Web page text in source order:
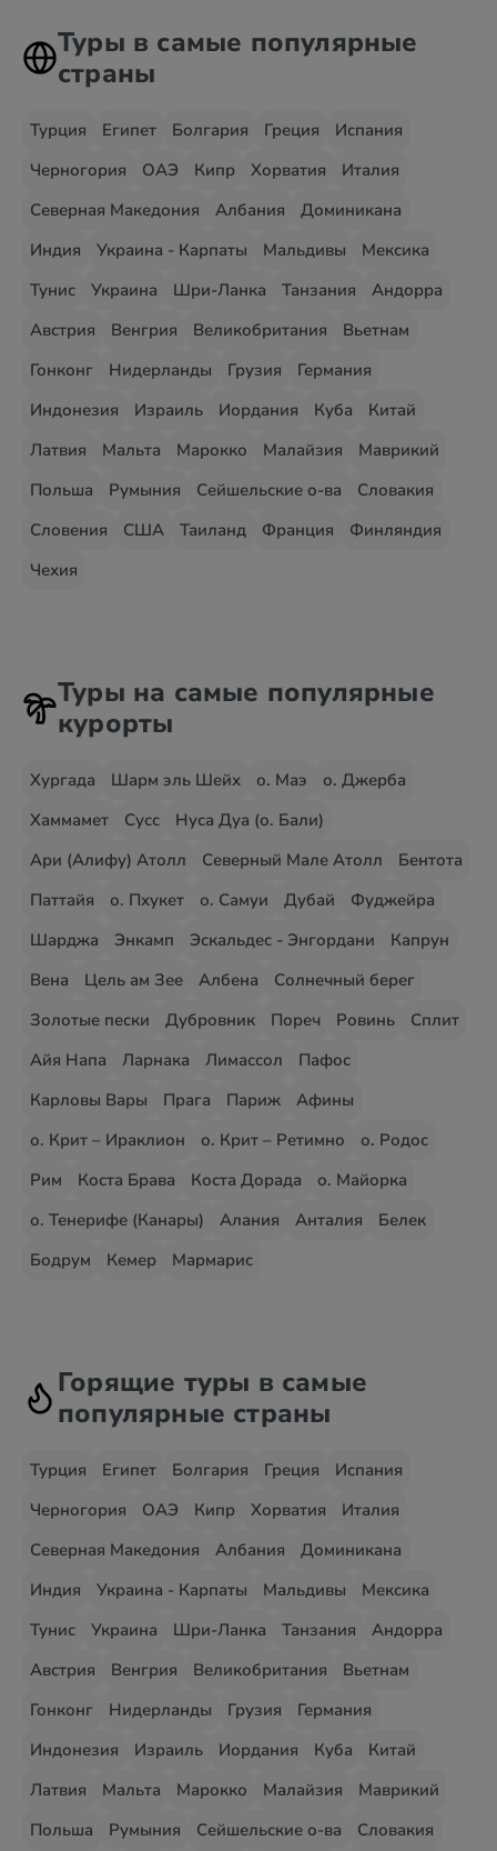
Туры в самые популярные
страны
Турция Египет Болгария Греция
Испания
Черногория
ОАЭ Кипр Хорватия
Италия
Северная Македония
Албания
Доминикана
Индия
Украина - Карпаты Мальдивы
Мексика
Тунис
Украина Шри-Ланка Танзания
Андорра
Австрия
Венгрия Великобритания
Вьетнам
Гонконг
Нидерланды Грузия
Германия
Индонезия
Израиль Иордания Куба
Китай
Латвия
Мальта Марокко Малайзия
Маврикий
Польша
Румыния Сейшельские о-ва
Словакия
Словения
США Таиланд Франция
Финляндия
Чехия
Туры на самые популярные
курорты
Хургада Шарм эль Шейх о. Маэ
о. Джерба
Хаммамет
Сусс
Нуса Дуа (о. Бали)
Ари (Алифу) Атолл
Северный Мале Атолл
Бентота
Паттайя
о. Пхукет о. Самуи Дубай
Фуджейра
Шарджа
Энкамп Эскальдес - Энгордани
Капрун
Вена
Цель ам Зее Албена
Солнечный берег
Золотые пески
Дубровник Пореч Ровинь
Сплит
Айя Напа
Ларнака Лимассол
Пафос
Карловы Вары
Прага Париж
Афины
о. Крит – Ираклион
о. Крит – Ретимно
о. Родос
Рим
Коста Брава Коста Дорада
о. Майорка
о. Тенерифе (Канары)
Алания Анталия
Белек
Бодрум
Кемер Мармарис
Горящие туры в самые
популярные страны
Турция Египет Болгария Греция
Испания
Черногория
ОАЭ Кипр Хорватия
Италия
Северная Македония
Албания
Доминикана
Индия
Украина - Карпаты Мальдивы
Мексика
Тунис
Украина Шри-Ланка Танзания
Андорра
Австрия
Венгрия Великобритания
Вьетнам
Гонконг
Нидерланды Грузия
Германия
Индонезия
Израиль Иордания Куба
Китай
Латвия
Мальта Марокко Малайзия
Маврикий
Польша
Румыния Сейшельские о-ва
Словакия